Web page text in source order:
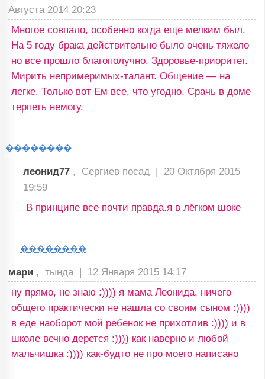
Августа 2014 20:23
Многое совпало, особенно когда еще мелким был.
На 5 году брака действительно было очень тяжело
но все прошло благополучно. Здоровье-приоритет.
Мирить непримеримых-талант. Общение — на
легке. Только вот Ем все, что угодно. Срачь в доме
терпеть немогу.
��������
леонид77 , Сергиев посад | 20 Октября 2015
19:59
В принципе все почти правда.я в лёгком шоке
��������
мари , тында | 12 Января 2015 14:17
ну прямо, не знаю :)))) я мама Леонида, ничего
общего практически не нашла со своим сыном :))))
в еде наоборот мой ребенок не прихотлив :)))) и в
школе вечно дерется :)))) как наверно и любой
мальчишка :)))) как-будто не про моего написано